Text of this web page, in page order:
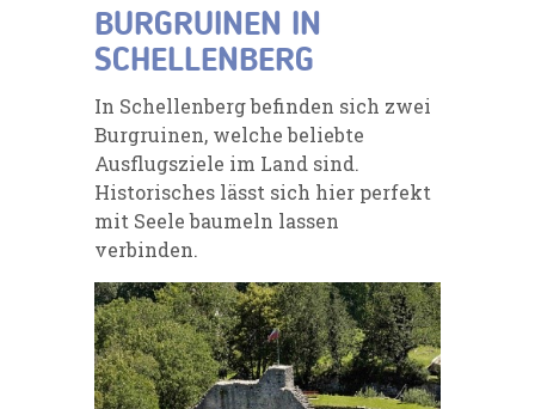
BURGRUINEN IN
SCHELLENBERG
In Schellenberg befinden sich zwei
Burgruinen, welche beliebte
Ausflugsziele im Land sind.
Historisches lässt sich hier perfekt
mit Seele baumeln lassen
verbinden.